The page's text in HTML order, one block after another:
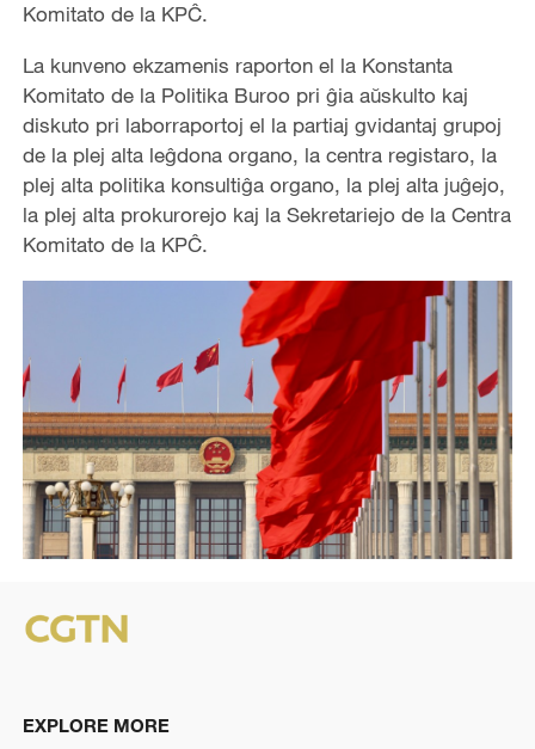
Komitato de la KPĈ.
La kunveno ekzamenis raporton el la Konstanta
Komitato de la Politika Buroo pri ĝia aŭskulto kaj
diskuto pri laborraportoj el la partiaj gvidantaj grupoj
de la plej alta leĝdona organo, la centra registaro, la
plej alta politika konsultiĝa organo, la plej alta juĝejo,
la plej alta prokurorejo kaj la Sekretariejo de la Centra
Komitato de la KPĈ.
EXPLORE MORE